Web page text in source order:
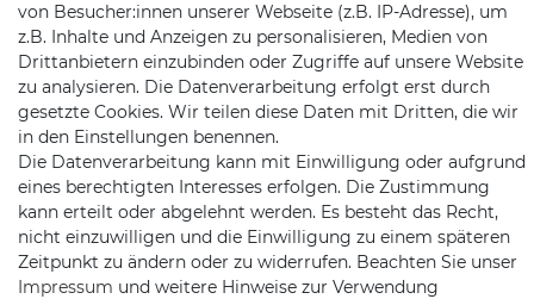
Telefon:09721 / 9453362
Mail:info@satshopping.de
Kopenhagenstr. 4
97424 Schweinfurt
von Besucher:innen unserer Webseite (z.B. IP-Adresse), um
z.B. Inhalte und Anzeigen zu personalisieren, Medien von
Drittanbietern einzubinden oder Zugriffe auf unsere Website
zu analysieren. Die Datenverarbeitung erfolgt erst durch
gesetzte Cookies. Wir teilen diese Daten mit Dritten, die wir
in den Einstellungen benennen.
Die Datenverarbeitung kann mit Einwilligung oder aufgrund
eines berechtigten Interesses erfolgen. Die Zustimmung
kann erteilt oder abgelehnt werden. Es besteht das Recht,
nicht einzuwilligen und die Einwilligung zu einem späteren
Zeitpunkt zu ändern oder zu widerrufen. Beachten Sie unser
Impressum und weitere Hinweise zur Verwendung